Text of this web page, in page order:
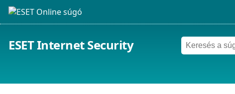
ESET Internet Security